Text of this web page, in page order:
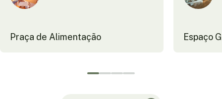
Praça de Alimentação Espaço